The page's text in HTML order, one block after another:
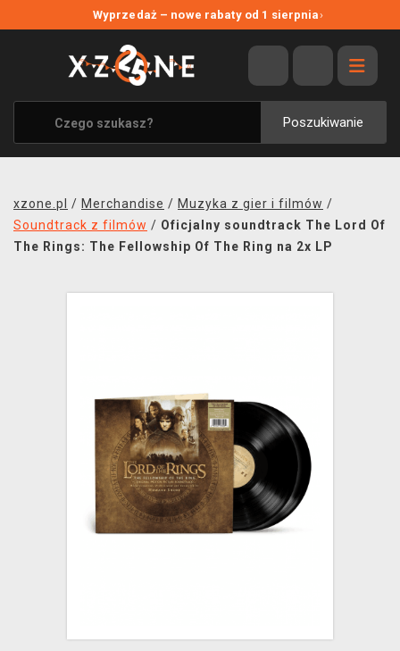
Wyprzedaż – nowe rabaty od 1 sierpnia›
Poszukiwanie
WYPRZEDAŻ
WSZYSTKIE MARKI
XZONE ORIGINALS
UBRANIA I AKCESORIA
SOUNDTRACKI
XZONE KLUB
xzone.pl / Merchandise / Muzyka z gier i filmów /
Soundtrack z filmów / Oficjalny soundtrack The Lord Of
The Rings: The Fellowship Of The Ring na 2x LP